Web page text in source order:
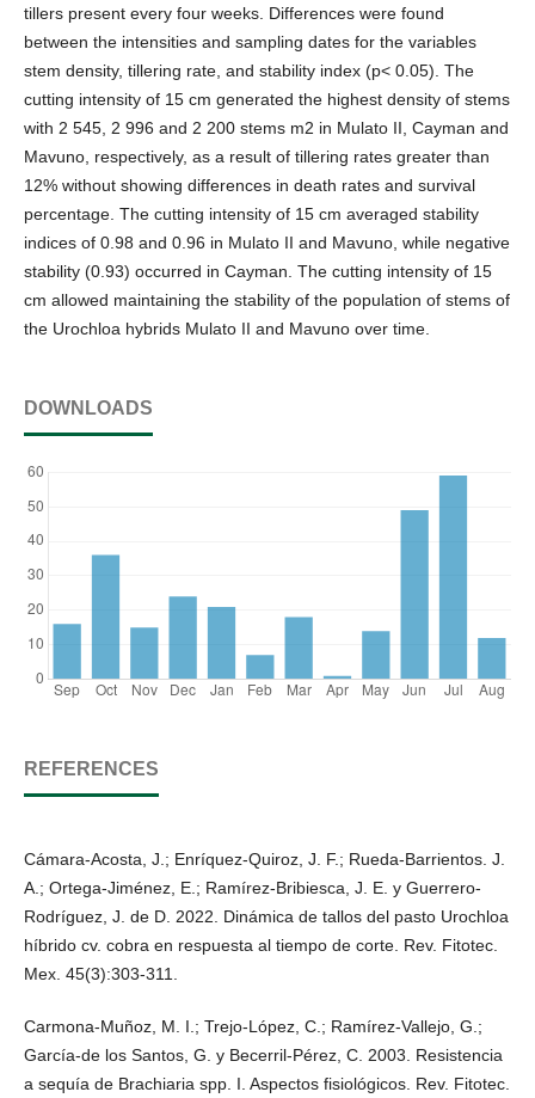
tillers present every four weeks. Differences were found
between the intensities and sampling dates for the variables
stem density, tillering rate, and stability index (p< 0.05). The
cutting intensity of 15 cm generated the highest density of stems
with 2 545, 2 996 and 2 200 stems m2 in Mulato II, Cayman and
Mavuno, respectively, as a result of tillering rates greater than
12% without showing differences in death rates and survival
percentage. The cutting intensity of 15 cm averaged stability
indices of 0.98 and 0.96 in Mulato II and Mavuno, while negative
stability (0.93) occurred in Cayman. The cutting intensity of 15
cm allowed maintaining the stability of the population of stems of
the Urochloa hybrids Mulato II and Mavuno over time.
DOWNLOADS
REFERENCES
Cámara-Acosta, J.; Enríquez-Quiroz, J. F.; Rueda-Barrientos. J.
A.; Ortega-Jiménez, E.; Ramírez-Bribiesca, J. E. y Guerrero-
Rodríguez, J. de D. 2022. Dinámica de tallos del pasto Urochloa
híbrido cv. cobra en respuesta al tiempo de corte. Rev. Fitotec.
Mex. 45(3):303-311.
Carmona-Muñoz, M. I.; Trejo-López, C.; Ramírez-Vallejo, G.;
García-de los Santos, G. y Becerril-Pérez, C. 2003. Resistencia
a sequía de Brachiaria spp. I. Aspectos fisiológicos. Rev. Fitotec.